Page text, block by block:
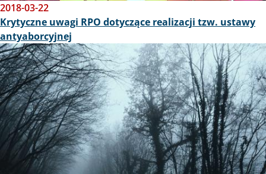
2018-03-22
Krytyczne uwagi RPO dotyczące realizacji tzw. ustawy
antyaborcyjnej
Obraz